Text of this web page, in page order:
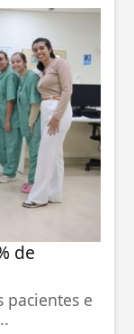
de
pacientes e